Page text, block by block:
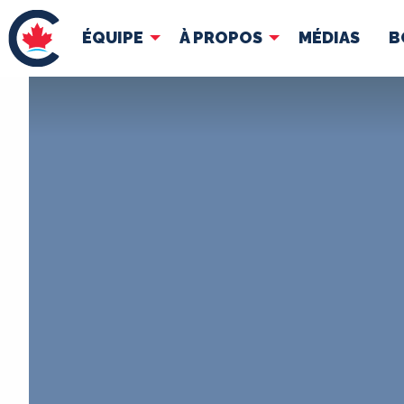
ÉQUIPE À PROPOS MÉDIAS
ÉQUIPE À